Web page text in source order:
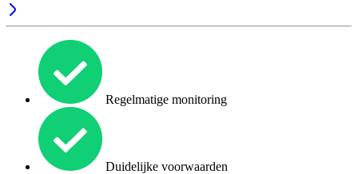
Regelmatige monitoring
Duidelijke voorwaarden